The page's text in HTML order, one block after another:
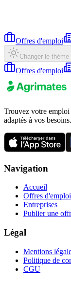
Offres d'emploi
Changer le thème
Offres d'emploi
Trouvez votre
adaptés à vos besoins.
Navigation
Accueil
Offres d'emploi
Entreprises
Publier une
Légal
Mentions
Politique de
CGU